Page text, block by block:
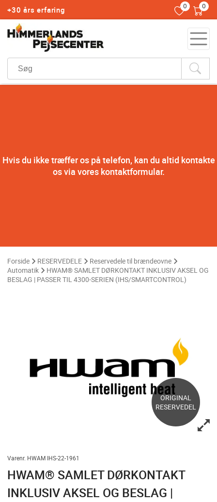
+30 års erfaring 0 0
Hvis du ikke træffer os på telefon, kan du altid kontakte
os via vores kontaktformular.
Forside RESERVEDELE
Reservedele til brændeovne
Automatik
HWAM® SAMLET DØRKONTAKT INKLUSIV AKSEL OG
BESLAG | PASSER TIL 4300-SERIEN (IHS/SMARTCONTROL)
ORIGINAL
RESERVEDEL
Varenr. HWAM IHS-22-1961
HWAM® SAMLET DØRKONTAKT
INKLUSIV AKSEL OG BESLAG |